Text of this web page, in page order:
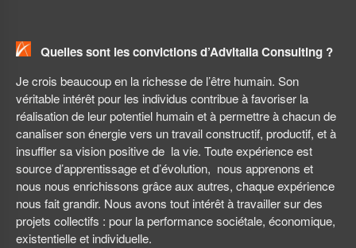
Quelles sont les convictions d’Advitalia Consulting ?
Je crois beaucoup en la richesse de l’être humain. Son
véritable intérêt pour les individus contribue à favoriser la
réalisation de leur potentiel humain et à permettre à chacun de
canaliser son énergie vers un travail constructif, productif, et à
insuffler sa vision positive de la vie. Toute expérience est
source d’apprentissage et d’évolution, nous apprenons et
nous nous enrichissons grâce aux autres, chaque expérience
nous fait grandir. Nous avons tout intérêt à travailler sur des
projets collectifs : pour la performance sociétale, économique,
existentielle et individuelle.